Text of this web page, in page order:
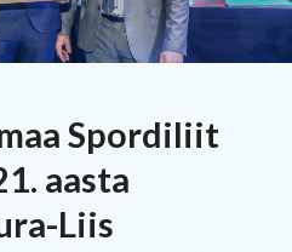
Spordiliit
aasta
Liis